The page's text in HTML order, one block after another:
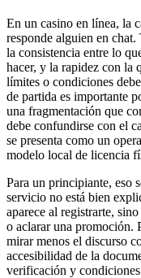
En un casino en línea, la
responde alguien en
la consistencia entre lo
hacer, y la rapidez con la
límites o condiciones
de partida es importante
una fragmentación que
debe confundirse con el
se presenta como un
modelo local de licencia
Para un principiante, eso
servicio no está bien
aparece al registrarte,
o aclarar una promoción.
mirar menos el discurso
accesibilidad de la
verificación y condiciones